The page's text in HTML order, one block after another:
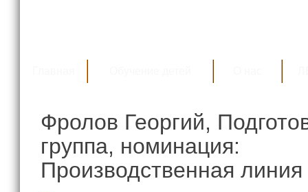
Фролов Георгий,
группа, номинация:
Производственная линия